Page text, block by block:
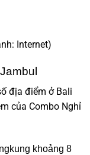
Internet)
địa điểm ở Bali
của Combo Nghỉ
khoảng 8